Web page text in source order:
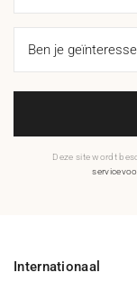
Deze site wordt
Internationaal